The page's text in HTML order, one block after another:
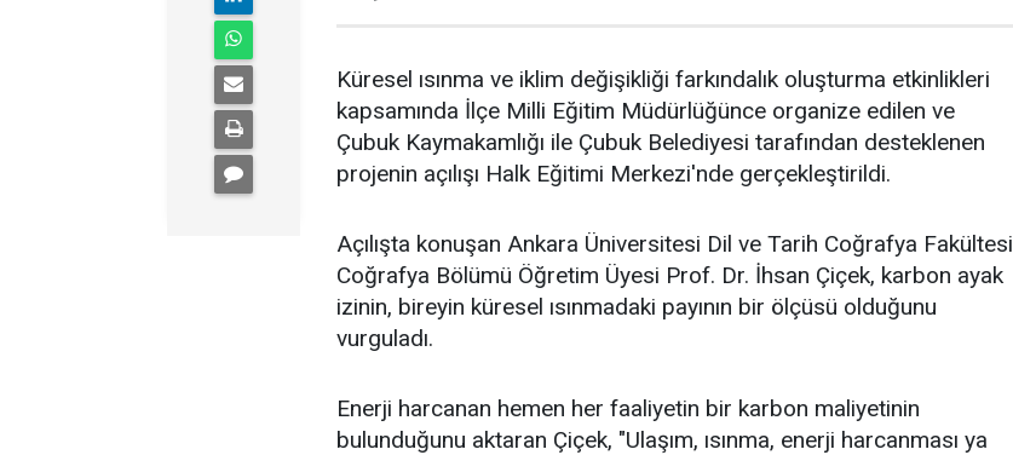
Küresel ısınma ve iklim değişikliği farkındalık oluşturma etkinlikleri
kapsamında İlçe Milli Eğitim Müdürlüğünce organize edilen ve
Çubuk Kaymakamlığı ile Çubuk Belediyesi tarafından desteklenen
projenin açılışı Halk Eğitimi Merkezi'nde gerçekleştirildi.
Açılışta konuşan Ankara Üniversitesi Dil ve Tarih Coğrafya Fakültesi
Coğrafya Bölümü Öğretim Üyesi Prof. Dr. İhsan Çiçek, karbon ayak
izinin, bireyin küresel ısınmadaki payının bir ölçüsü olduğunu
vurguladı.
Enerji harcanan hemen her faaliyetin bir karbon maliyetinin
bulunduğunu aktaran Çiçek, "Ulaşım, ısınma, enerji harcanması ya